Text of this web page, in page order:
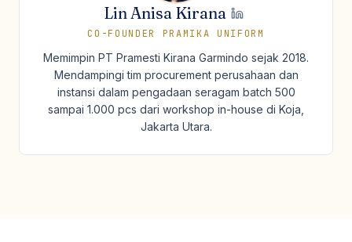
Lin Anisa Kirana
CO-FOUNDER PRAMIKA UNIFORM
Memimpin PT Pramesti Kirana Garmindo sejak 2018.
Mendampingi tim procurement perusahaan dan
instansi dalam pengadaan seragam batch 500
sampai 1.000 pcs dari workshop in-house di Koja,
Jakarta Utara.